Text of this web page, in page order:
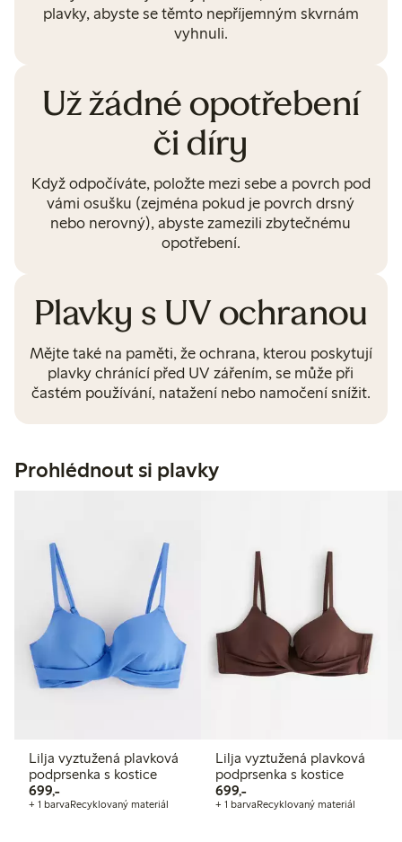
plavky, abyste se těmto nepříjemným skvrnám
vyhnuli.
Už žádné opotřebení
či díry
Když odpočíváte, položte mezi sebe a povrch pod
vámi osušku (zejména pokud je povrch drsný
nebo nerovný), abyste zamezili zbytečnému
opotřebení.
Plavky s UV ochranou
Mějte také na paměti, že ochrana, kterou poskytují
plavky chránící před UV zářením, se může při
častém používání, natažení nebo namočení snížit.
Prohlédnout si plavky
Lilja vyztužená plavková
podprsenka s kostice
699,-699,00 Kč
+ 1 barvaRecyklovaný materiál
Lilja vyztužená plavková
podprsenka s kostice
699,-699,00 Kč
+ 1 barvaRecyklovaný materiál